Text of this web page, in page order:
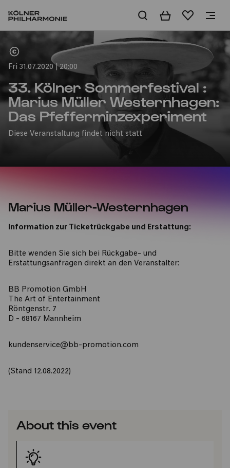
BasketWishlist
Fri 31.07.2020 | 20:00
33. Kölner Sommerfestival :
Marius Müller Westernhagen:
Das Pfefferminzexperiment
Diese Veranstaltung findet nicht statt
Marius Müller-Westernhagen
Information zur Ticketrückgabe und Erstattung:
Bitte wenden Sie sich bei Rückgabe- und
Erstattungsanfragen direkt an den Veranstalter:
BB Promotion GmbH
The Art of Entertainment
Röntgenstr. 7
D - 68167 Mannheim
kundenservice@bb-promotion.com
(Stand 12.08.2022)
About this event